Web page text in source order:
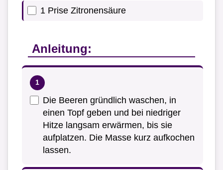
1 Prise Zitronensäure
Anleitung:
Die Beeren gründlich waschen, in
einen Topf geben und bei niedriger
Hitze langsam erwärmen, bis sie
aufplatzen. Die Masse kurz aufkochen
lassen.